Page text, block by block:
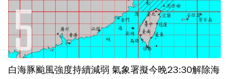
白海豚颱風強度持續減弱 氣象署擬今晚23:30解除海